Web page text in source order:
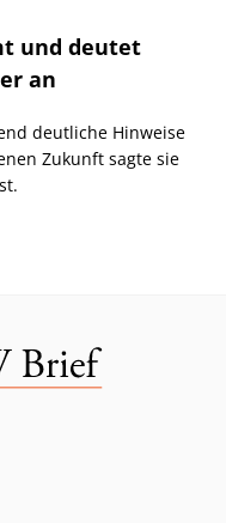
und deutet
an
deutliche Hinweise
Zukunft sagte sie